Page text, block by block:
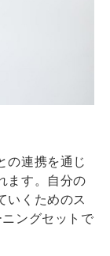
の連携を通じ
ます。自分の
いくためのス
ングセットで